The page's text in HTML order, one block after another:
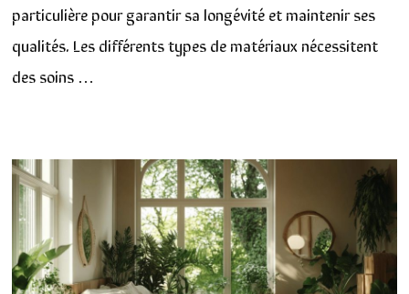
particulière pour garantir sa longévité et maintenir ses
qualités. Les différents types de matériaux nécessitent
des soins …